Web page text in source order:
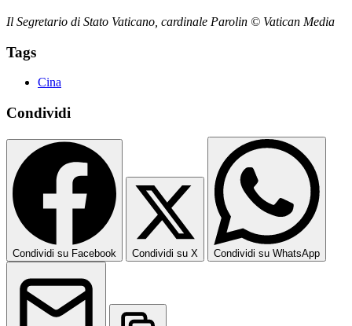
Il Segretario di Stato Vaticano, cardinale Parolin © Vatican Media
Tags
Cina
Condividi
Condividi su Facebook Condividi su X Condividi su WhatsApp